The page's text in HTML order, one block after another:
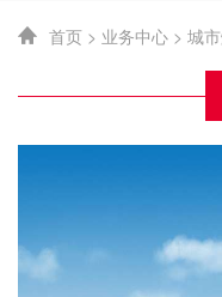
首页 > 业务中心 > 城